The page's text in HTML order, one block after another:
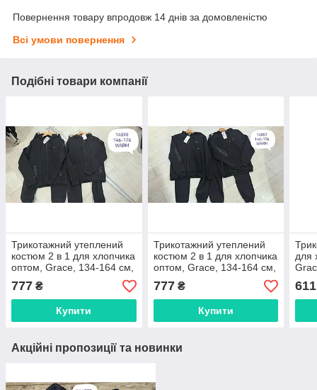
Повернення товару впродовж 14 днів за домовленістю
Всі умови повернення
Подібні товари компанії
Трикотажний утеплений
костюм 2 в 1 для хлопчика
оптом, Grace, 134-164 см,
№ B14890
777 ₴
Купити
Трикотажний утеплений
костюм 2 в 1 для хлопчика
оптом, Grace, 134-164 см,
№ B14887
777₴
Купити
для
611
Акційні пропозиції та новинки